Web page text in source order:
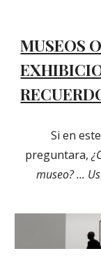
MUSEOS
Si en
preguntara,
museo? ...